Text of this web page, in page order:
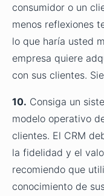
consumidor o un
menos reflexiones
lo que haría usted
empresa quiere
con sus clientes.
10. Consiga un
modelo operativo
clientes. El CRM
la fidelidad y el
recomiendo que
conocimiento de